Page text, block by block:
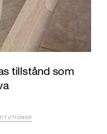
tillstånd som